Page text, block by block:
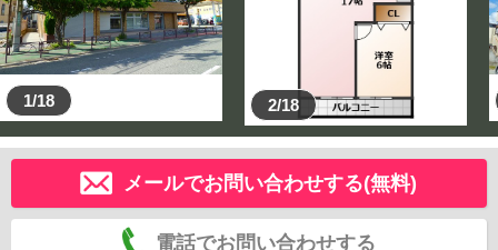
1/18 2/18
メールでお問い合わせする(無料)
電話でお問い合わせする